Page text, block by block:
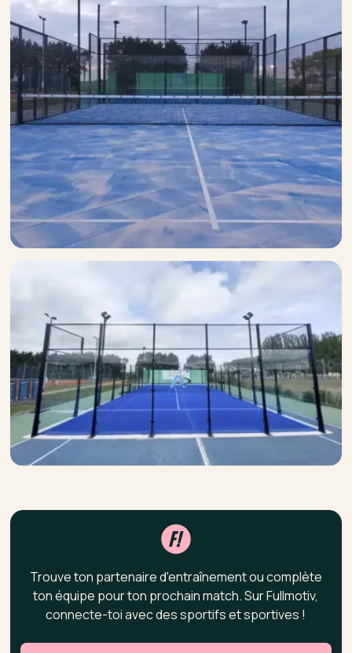
Trouve ton partenaire d'entraînement ou complète
ton équipe pour ton prochain match. Sur Fullmotiv,
connecte-toi avec des sportifs et sportives !